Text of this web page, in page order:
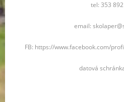
tel: 353
email:
FB: https://www.facebook.com/
datová